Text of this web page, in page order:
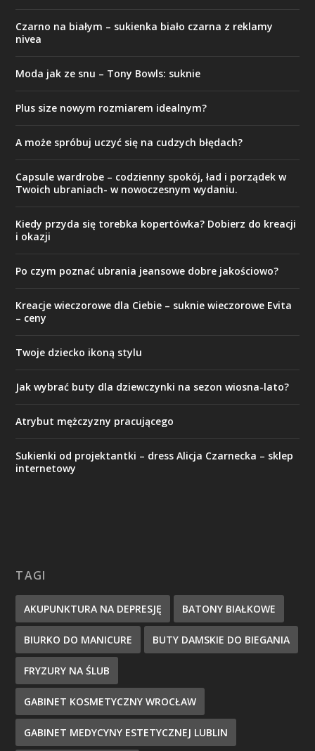
Czarno na białym – sukienka biało czarna z reklamy
nivea
Moda jak ze snu – Tony Bowls: suknie
Plus size nowym rozmiarem idealnym?
A może spróbuj uczyć się na cudzych błędach?
Capsule wardrobe – codzienny spokój, ład i porządek w
Twoich ubraniach- w nowoczesnym wydaniu.
Kiedy przyda się torebka kopertówka? Dobierz do kreacji
i okazji
Po czym poznać ubrania jeansowe dobre jakościowo?
Kreacje wieczorowe dla Ciebie – suknie wieczorowe Evita
– ceny
Twoje dziecko ikoną stylu
Jak wybrać buty dla dziewczynki na sezon wiosna-lato?
Atrybut mężczyzny pracującego
Sukienki od projektantki – dress Alicja Czarnecka – sklep
internetowy
TAGI
AKUPUNKTURA NA DEPRESJĘ BATONY BIAŁKOWE
BIURKO DO MANICURE BUTY DAMSKIE DO BIEGANIA
FRYZURY NA ŚLUB
GABINET KOSMETYCZNY WROCŁAW
GABINET MEDYCYNY ESTETYCZNEJ LUBLIN